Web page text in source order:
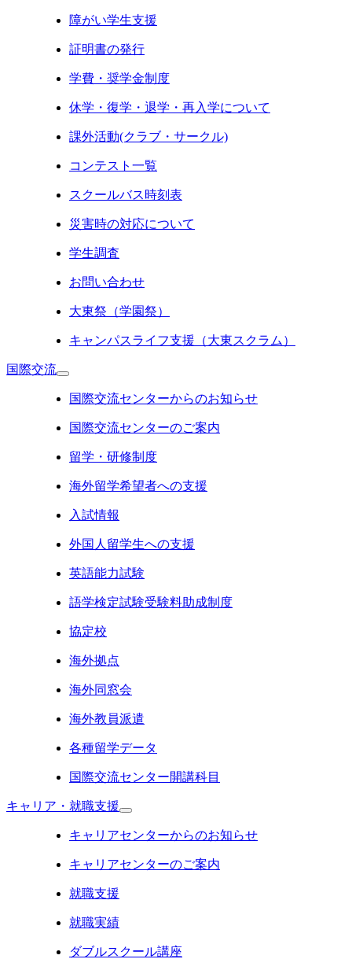
障がい学生支援
証明書の発行
学費・奨学金制度
休学・復学・退学・再入学について
課外活動(クラブ・サークル)
コンテスト一覧
スクールバス時刻表
災害時の対応について
学生調査
お問い合わせ
大東祭（学園祭）
キャンパスライフ支援（大東スクラム）
国際交流
国際交流センターからのお知らせ
国際交流センターのご案内
留学・研修制度
海外留学希望者への支援
入試情報
外国人留学生への支援
英語能力試験
語学検定試験受験料助成制度
協定校
海外拠点
海外同窓会
海外教員派遣
各種留学データ
国際交流センター開講科目
キャリア・就職支援
キャリアセンターからのお知らせ
キャリアセンターのご案内
就職支援
就職実績
ダブルスクール講座